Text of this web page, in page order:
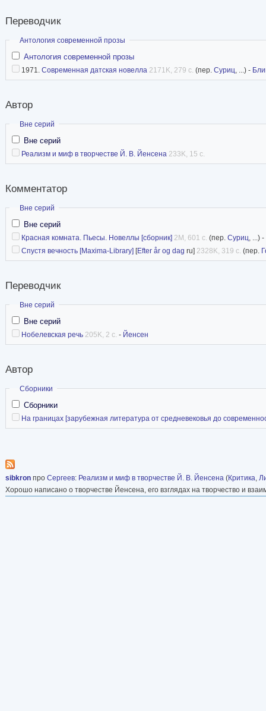
Переводчик
Скрыть
Антология современной прозы
Антология современной прозы
1971. Современная датская новелла 2171K, 279 с. (пер. Суриц, ...) -
Автор
Скрыть
Вне серий
Вне серий
Реализм и миф в творчестве Й. В. Йенсена 233K, 15 с.
Комментатор
Скрыть
Вне серий
Вне серий
Красная комната. Пьесы. Новеллы [сборник] 2M, 601 с. (пер. Суриц, ...) -
Спустя вечность [Maxima-Library] [Efter år og dag ru] 2328K, 319 с. (пер.
Переводчик
Скрыть
Вне серий
Вне серий
Нобелевская речь 205K, 2 с. - Йенсен
Автор
Скрыть
Сборники
Сборники
На границах [зарубежная литература от средневековья до
sibkron про Сергеев: Реализм и миф в творчестве Й. В. Йенсена (Критика,
Хорошо написано о творчестве Йенсена, его взглядах на творчество и